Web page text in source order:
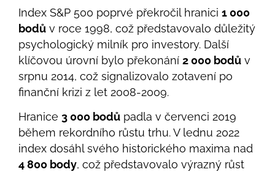
Index S&P 500 poprvé překročil hranici 1 000
bodů v roce 1998, což představovalo důležitý
psychologický milník pro investory. Další
klíčovou úrovní bylo překonání 2 000 bodů v
srpnu 2014, což signalizovalo zotavení po
finanční krizi z let 2008-2009.
Hranice 3 000 bodů padla v červenci 2019
během rekordního růstu trhu. V lednu 2022
index dosáhl svého historického maxima nad
4 800 body, což představovalo výrazný růst